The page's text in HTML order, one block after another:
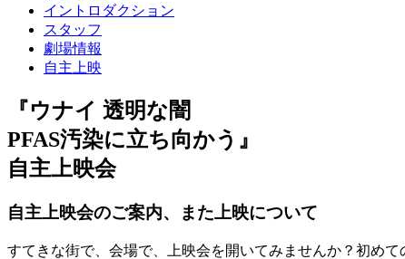
イントロダクション
スタッフ
劇場情報
自主上映
『ウナイ 透明な闇
PFAS汚染に立ち向かう』
自主上映会
自主上映会のご案内、また上映について
すてきな街で、会場で、上映会を開いてみませんか？初め